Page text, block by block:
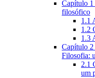
Capítulo 1
filosófico
1.1
1.2
1.3
Capítulo 2
Filosofia:
2.1
um